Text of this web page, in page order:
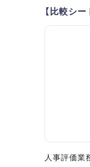
【比較シ
人事評価業